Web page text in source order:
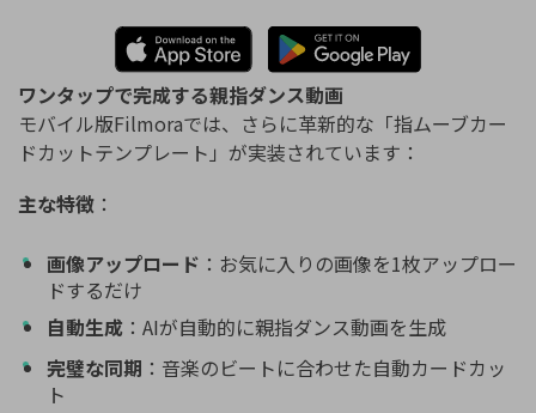
ワンタップで完成する親指ダンス動画
モバイル版Filmoraでは、さらに革新的な「指ムーブカー
ドカットテンプレート」が実装されています：
主な特徴 ：
画像アップロード ：お気に入りの画像を1枚アップロー
ドするだけ
自動生成 ：AIが自動的に親指ダンス動画を生成
完璧な同期 ：音楽のビートに合わせた自動カードカッ
ト